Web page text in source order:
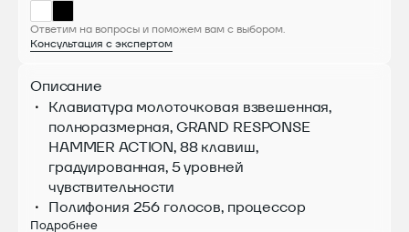
Ответим на вопросы и поможем вам с выбором.
Консультация с экспертом
Описание
Клавиатура молоточковая взвешенная,
полноразмерная, GRAND RESPONSE
HAMMER ACTION, 88 клавиш,
градуированная, 5 уровней
чувствительности
Полифония 256 голосов, процессор
European Spectral Composite DSP, 26
Подробнее